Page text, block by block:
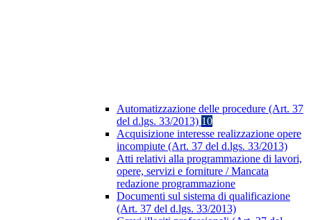
Automatizzazione delle procedure (Art. 37
del d.lgs. 33/2013) 10
Acquisizione interesse realizzazione opere
incompiute (Art. 37 del d.lgs. 33/2013)
Atti relativi alla programmazione di lavori,
opere, servizi e forniture / Mancata
redazione programmazione
Documenti sul sistema di qualificazione
(Art. 37 del d.lgs. 33/2013)